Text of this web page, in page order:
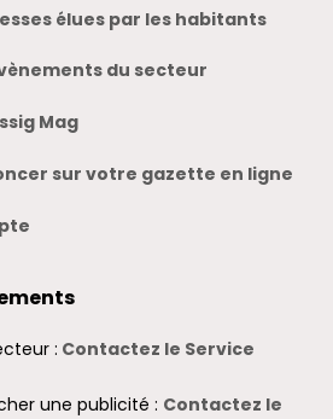
élues par les habitants
du secteur
Mag
sur votre gazette en ligne
: Contactez le Service
une publicité : Contactez le